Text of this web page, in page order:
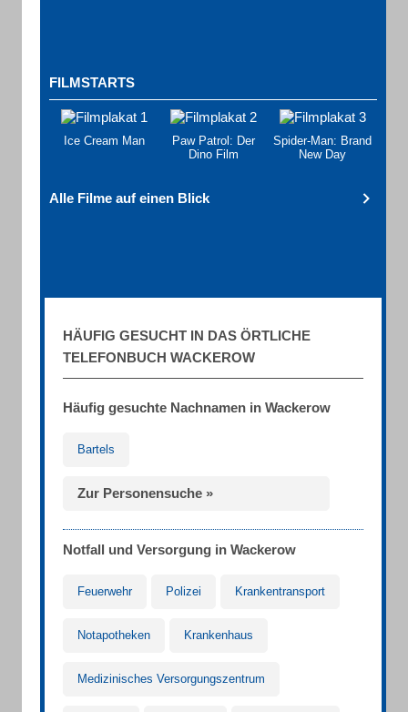
FILMSTARTS
Ice Cream Man
Paw Patrol: Der
Dino Film
Spider-Man: Brand
New Day
Alle Filme auf einen Blick
HÄUFIG GESUCHT IN DAS ÖRTLICHE
TELEFONBUCH WACKEROW
Häufig gesuchte Nachnamen in Wackerow
Bartels
Zur Personensuche »
Notfall und Versorgung in Wackerow
Feuerwehr Polizei Krankentransport
Notapotheken Krankenhaus
Medizinisches Versorgungszentrum